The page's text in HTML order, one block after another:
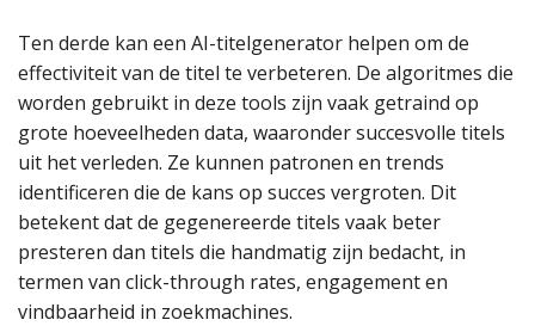
Ten derde kan een AI-titelgenerator helpen om de
effectiviteit van de titel te verbeteren. De algoritmes die
worden gebruikt in deze tools zijn vaak getraind op
grote hoeveelheden data, waaronder succesvolle titels
uit het verleden. Ze kunnen patronen en trends
identificeren die de kans op succes vergroten. Dit
betekent dat de gegenereerde titels vaak beter
presteren dan titels die handmatig zijn bedacht, in
termen van click-through rates, engagement en
vindbaarheid in zoekmachines.